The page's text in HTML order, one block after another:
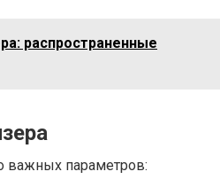
распространенные
важных параметров: